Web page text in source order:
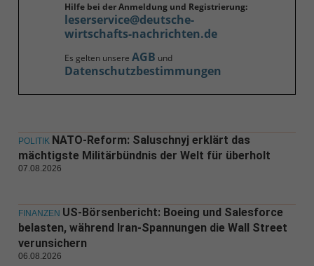
Hilfe bei der Anmeldung und Registrierung:
leserservice@deutsche-
wirtschafts-nachrichten.de
Es gelten unsere AGB und
Datenschutzbestimmungen
POLITIK NATO-Reform: Saluschnyj erklärt das
mächtigste Militärbündnis der Welt für überholt
07.08.2026
FINANZEN US-Börsenbericht: Boeing und Salesforce
belasten, während Iran-Spannungen die Wall Street
verunsichern
06.08.2026